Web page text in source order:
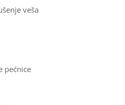
veš mašinu
veša
pećnice